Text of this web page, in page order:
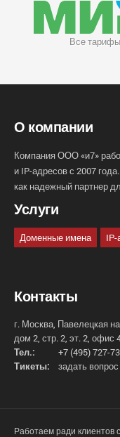
Все
О компании
Компания ООО «и7»
и IP-адресов с 2007
как надежный партнер
Услуги
Доменные имена
Контакты
г. Москва, Павелецкая
дом 2, стр. 2, эт. 2, офис
Тел.:
+7 (495) 727-
Тикеты:
задать вопрос
Работаем ради клиентов